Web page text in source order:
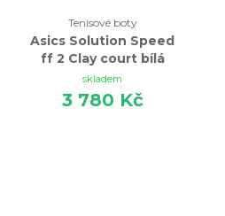
Tenisové boty
Asics Solution Speed
ff 2 Clay court bílá
skladem
3 780 Kč